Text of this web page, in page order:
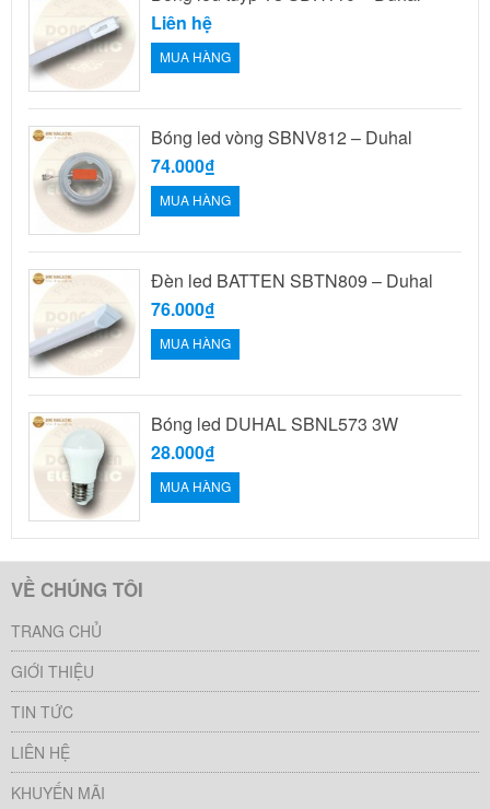
Liên hệ
MUA HÀNG
Bóng led vòng SBNV812 – Duhal
74.000₫
MUA HÀNG
Đèn led BATTEN SBTN809 – Duhal
76.000₫
MUA HÀNG
Bóng led DUHAL SBNL573 3W
28.000₫
MUA HÀNG
VỀ CHÚNG TÔI
TRANG CHỦ
GIỚI THIỆU
TIN TỨC
LIÊN HỆ
KHUYẾN MÃI